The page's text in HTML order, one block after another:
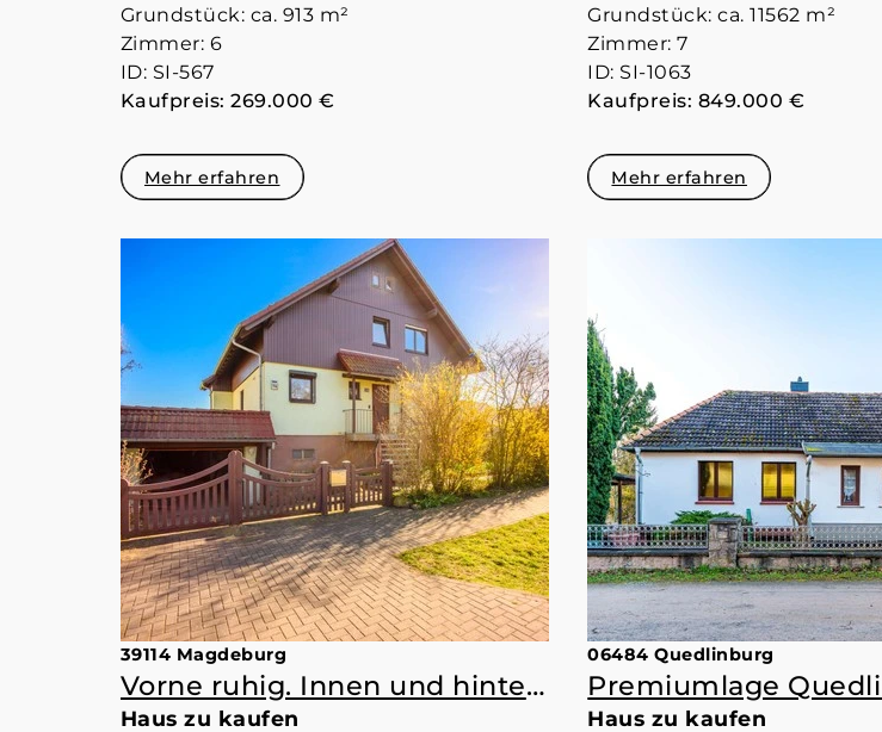
Grundstück: ca. 913 m²
Zimmer: 6
ID: SI-567
Kaufpreis: 269.000 €
Mehr erfahren
Grundstück: ca. 11562 m²
Zimmer: 7
ID: SI-1063
Kaufpreis: 849.000 €
Mehr erfahren
39114 Magdeburg
Vorne ruhig. Innen und hinten mit Ansage.
Haus zu kaufen
06484 Quedlinburg
Haus zu kaufen